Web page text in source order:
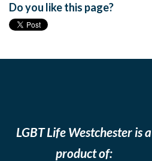
Do you like this page?
LGBT Life Westchester is a
product of: